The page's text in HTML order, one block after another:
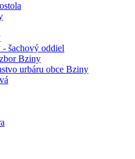
šachový oddiel
Bziny
urbáru obce Bziny